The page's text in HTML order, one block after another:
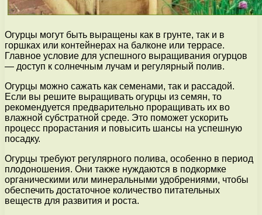
Огурцы могут быть выращены как в грунте, так и в
горшках или контейнерах на балконе или террасе.
Главное условие для успешного выращивания огурцов
— доступ к солнечным лучам и регулярный полив.
Огурцы можно сажать как семенами, так и рассадой.
Если вы решите выращивать огурцы из семян, то
рекомендуется предварительно проращивать их во
влажной субстратной среде. Это поможет ускорить
процесс прорастания и повысить шансы на успешную
посадку.
Огурцы требуют регулярного полива, особенно в период
плодоношения. Они также нуждаются в подкормке
органическими или минеральными удобрениями, чтобы
обеспечить достаточное количество питательных
веществ для развития и роста.